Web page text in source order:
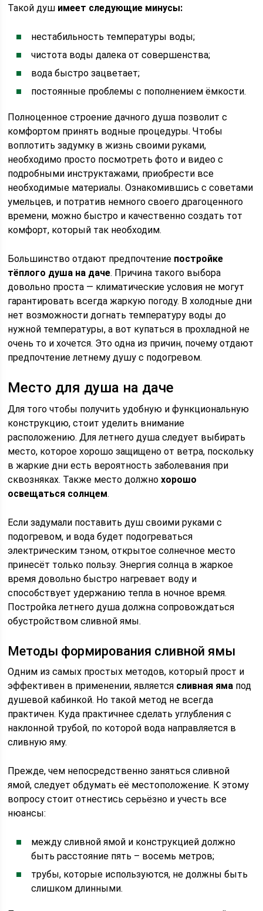
Такой душ имеет следующие минусы:
нестабильность температуры воды;
чистота воды далека от совершенства;
вода быстро зацветает;
постоянные проблемы с пополнением ёмкости.
Полноценное строение дачного душа позволит с
комфортом принять водные процедуры. Чтобы
воплотить задумку в жизнь своими руками,
необходимо просто посмотреть фото и видео с
подробными инструктажами, приобрести все
необходимые материалы. Ознакомившись с советами
умельцев, и потратив немного своего драгоценного
времени, можно быстро и качественно создать тот
комфорт, который так необходим.
Большинство отдают предпочтение постройке
тёплого душа на даче. Причина такого выбора
довольно проста — климатические условия не могут
гарантировать всегда жаркую погоду. В холодные дни
нет возможности догнать температуру воды до
нужной температуры, а вот купаться в прохладной не
очень то и хочется. Это одна из причин, почему отдают
предпочтение летнему душу с подогревом.
Место для душа на даче
Для того чтобы получить удобную и функциональную
конструкцию, стоит уделить внимание
расположению. Для летнего душа следует выбирать
место, которое хорошо защищено от ветра, поскольку
в жаркие дни есть вероятность заболевания при
сквозняках. Также место должнохорошо
освещаться солнцем.
Если задумали поставить душ своими руками с
подогревом, и вода будет подогреваться
электрическим тэном, открытое солнечное место
принесёт только пользу. Энергия солнца в жаркое
время довольно быстро нагревает воду и
способствует удержанию тепла в ночное время.
Постройка летнего душа должна сопровождаться
обустройством сливной ямы.
Методы формирования сливной ямы
Одним из самых простых методов, который прост и
эффективен в применении, является сливная яма под
душевой кабинкой. Но такой метод не всегда
практичен. Куда практичнее сделать углубления с
наклонной трубой, по которой вода направляется в
сливную яму.
Прежде, чем непосредственно заняться сливной
ямой, следует обдумать её местоположение. К этому
вопросу стоит отнестись серьёзно и учесть все
нюансы:
между сливной ямой и конструкцией должно
быть расстояние пять – восемь метров;
трубы, которые используются, не должны быть
слишком длинными.